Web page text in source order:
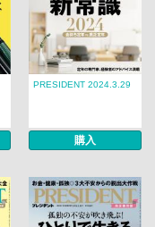
PRESIDENT 2024.3.29
購入